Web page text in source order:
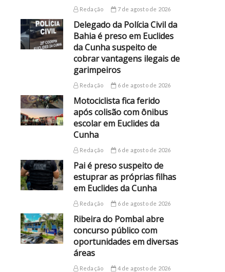
Redação 7 de agosto de 2026
Delegado da Polícia Civil da
Bahia é preso em Euclides
da Cunha suspeito de
cobrar vantagens ilegais de
garimpeiros
Redação 6 de agosto de 2026
Motociclista fica ferido
após colisão com ônibus
escolar em Euclides da
Cunha
Redação 6 de agosto de 2026
Pai é preso suspeito de
estuprar as próprias filhas
em Euclides da Cunha
Redação 6 de agosto de 2026
Ribeira do Pombal abre
concurso público com
oportunidades em diversas
áreas
Redação 4 de agosto de 2026